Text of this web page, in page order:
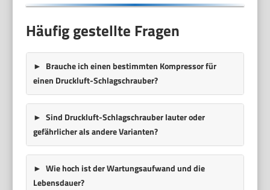
Häufig gestellte Fragen
Brauche ich einen bestimmten Kompressor für
einen Druckluft-Schlagschrauber?
Sind Druckluft-Schlagschrauber lauter oder
gefährlicher als andere Varianten?
Wie hoch ist der Wartungsaufwand und die
Lebensdauer?